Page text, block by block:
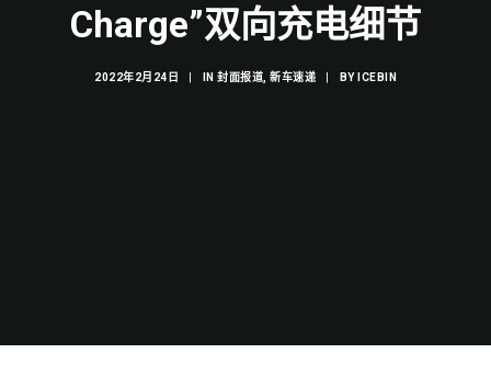
Charge”双向充电细节
2022年2月24日 IN 封面报道 新车速递 BY ICEBIN